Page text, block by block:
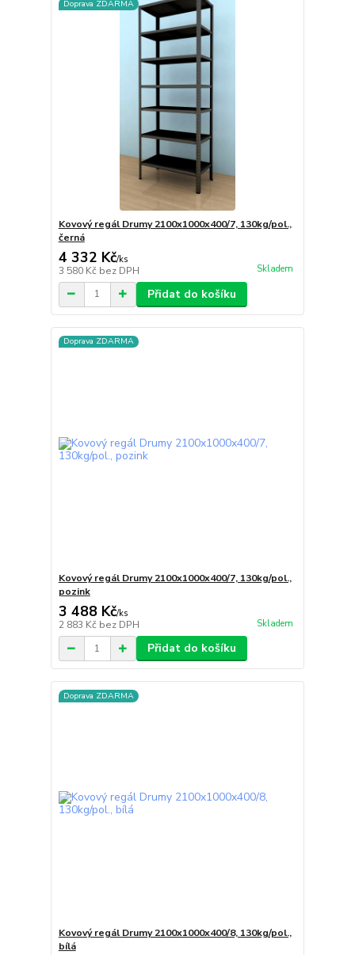
Doprava ZDARMA
Kovový regál Drumy 2100x1000x400/7, 130kg/pol.,
černá
4 332 Kč/ks
3 580 Kč bez DPH Skladem
Přidat do košíku
Doprava ZDARMA
Kovový regál Drumy 2100x1000x400/7, 130kg/pol.,
pozink
3 488 Kč/ks
2 883 Kč bez DPH Skladem
Přidat do košíku
Doprava ZDARMA
Kovový regál Drumy 2100x1000x400/8, 130kg/pol.,
bílá